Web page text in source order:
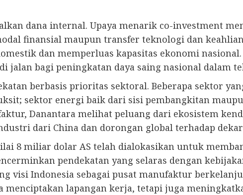
dana internal. Upaya menarik co-investment
finansial maupun transfer teknologi dan
dan memperluas kapasitas ekonomi
jalan bagi peningkatan daya saing nasional dalam
berbasis prioritas sektoral. Beberapa sektor
sektor energi baik dari sisi pembangkitan
Danantara melihat peluang dari ekosistem
dari China dan dorongan global terhadap
8 miliar dolar AS telah dialokasikan untuk
pendekatan yang selaras dengan
visi Indonesia sebagai pusat manufaktur
lapangan kerja, tetapi juga